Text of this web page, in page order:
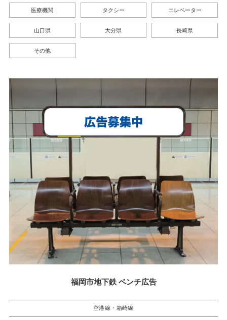
医療機関 タクシー エレベーター
山口県 大分県 長崎県
その他
福岡市地下鉄 ベンチ広告
空港線・箱崎線